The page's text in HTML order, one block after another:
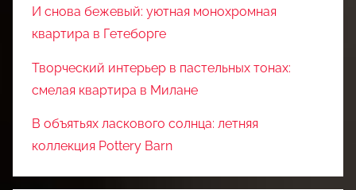
И снова бежевый: уютная монохромная
квартира в Гетеборге
Творческий интерьер в пастельных тонах:
смелая квартира в Милане
В объятьях ласкового солнца: летняя
коллекция Pottery Barn